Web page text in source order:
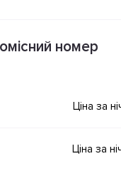
номер
Ціна за
Ціна за